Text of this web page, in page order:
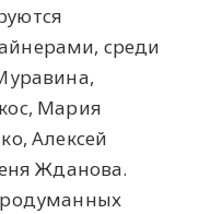
среди
Мария
Алексей
Жданова.